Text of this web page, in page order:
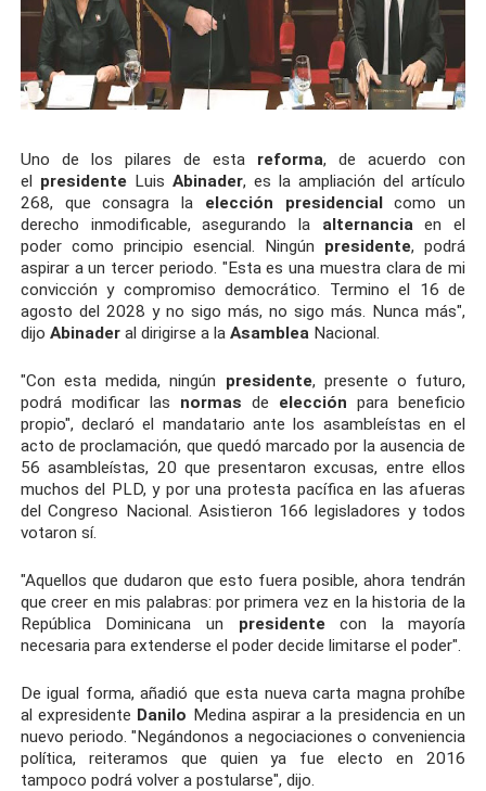
Uno de los pilares de esta reforma, de acuerdo con
el presidenteLuis Abinader, es la ampliación del artículo
268, que consagra la elección presidencialcomo un
derecho inmodificable, asegurando la alternancia en el
poder como principio esencial. Ningún presidente, podrá
aspirar a un tercer periodo. "Esta es una muestra clara de mi
convicción y compromiso democrático. Termino el 16 de
agosto del 2028 y no sigo más, no sigo más. Nunca más",
dijo Abinaderal dirigirse a la Asamblea Nacional.
"Con esta medida, ningún presidente, presente o futuro,
podrá modificar las normas de elección para beneficio
propio", declaró el mandatario ante los asambleístas en el
acto de proclamación, que quedó marcado por la ausencia de
56 asambleístas, 20 que presentaron excusas, entre ellos
muchos del PLD, y por una protesta pacífica en las afueras
del Congreso Nacional. Asistieron 166 legisladores y todos
votaron sí.
"Aquellos que dudaron que esto fuera posible, ahora tendrán
que creer en mis palabras: por primera vez en la historia de la
República Dominicana un presidentecon la mayoría
necesaria para extenderse el poder decide limitarse el poder".
De igual forma, añadió que esta nueva carta magna prohíbe
al expresidente Danilo Medina aspirar a la presidencia en un
nuevo periodo. "Negándonos a negociaciones o conveniencia
política, reiteramos que quien ya fue electo en 2016
tampoco podrá volver a postularse", dijo.